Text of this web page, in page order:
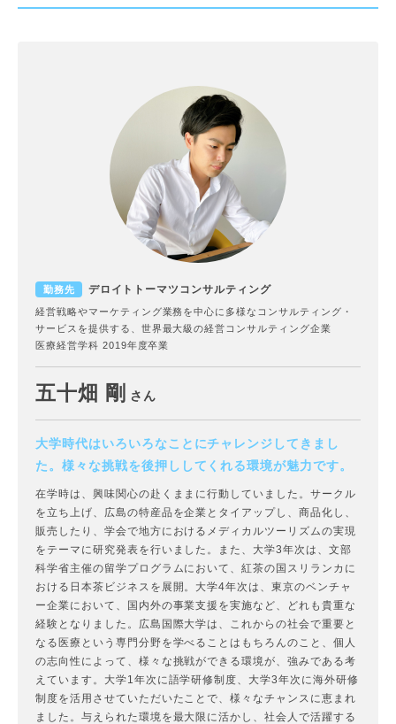
勤務先 デロイトトーマツコンサルティング
経営戦略やマーケティング業務を中心に多様なコンサルティング・
サービスを提供する、世界最大級の経営コンサルティング企業
医療経営学科 2019年度卒業
五十畑 剛 さん
大学時代はいろいろなことにチャレンジしてきまし
た。 様々な挑戦を後押ししてくれる環境が魅力です。
在学時は、興味関心の赴くままに行動していました。サークル
を立ち上げ、広島の特産品を企業とタイアップし、商品化し、
販売したり、学会で地方におけるメディカルツーリズムの実現
をテーマに研究発表を行いました。また、大学3年次は、文部
科学省主催の留学プログラムにおいて、紅茶の国スリランカに
おける日本茶ビジネスを展開。大学4年次は、東京のベンチャ
ー企業において、国内外の事業支援を実施など、どれも貴重な
経験となりました。広島国際大学は、これからの社会で重要と
なる医療という専門分野を学べることはもちろんのこと、個人
の志向性によって、様々な挑戦ができる環境が、強みである考
えています。大学1年次に語学研修制度、大学3年次に海外研修
制度を活用させていただいたことで、様々なチャンスに恵まれ
ました。与えられた環境を最大限に活かし、社会人で活躍する